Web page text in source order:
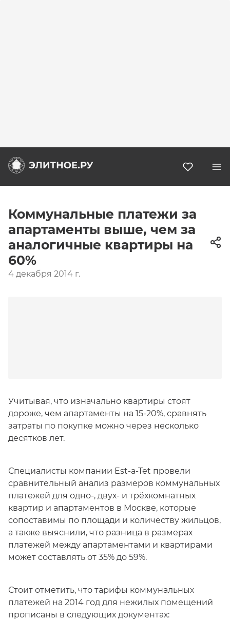
Коммунальные платежи за
апартаменты выше, чем за
аналогичные квартиры на
60%
4 декабря 2014 г.
Учитывая, что изначально квартиры стоят
дороже, чем апартаменты на 15-20%, сравнять
затраты по покупке можно через несколько
десятков лет.
Специалисты компании Est-a-Tet провели
сравнительный анализ размеров коммунальных
платежей для одно-, двух- и трёхкомнатных
квартир и апартаментов в Москве, которые
сопоставимы по площади и количеству жильцов,
а также выяснили, что разница в размерах
платежей между апартаментами и квартирами
может составлять от 35% до 59%.
Стоит отметить, что тарифы коммунальных
платежей на 2014 год для нежилых помещений
прописаны в следующих документах: